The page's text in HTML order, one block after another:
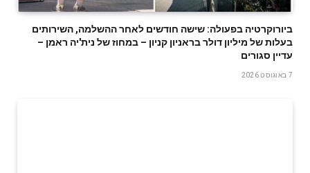
ביורוקרטיה בפעולה: שישה חודשים לאחר ההשלמה, השירותים
בעלות של מיליון דולר בראניון קניון – במחוז של נית'יה ראמן –
עדיין סגורים
7 באוגוסט 2026